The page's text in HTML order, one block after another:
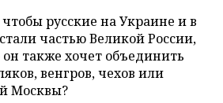
русские на Украине и в
частью Великой России,
он также хочет объединить
венгров, чехов или
Москвы?